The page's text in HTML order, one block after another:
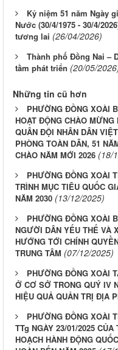
Kỷ niệm 51 năm Ngày
Nước (30/4/1975 - 30/4/
tương lai (26/04/2026)
Thành phố Đồng Nai –
tầm phát triển (20/05/
Những tin cũ hơn
PHƯỜNG ĐỒNG XOÀI
HOẠT ĐỘNG CHÀO
QUÂN ĐỘI NHÂN DÂN
PHÒNG TOÀN DÂN, 51
CHÀO NĂM MỚI 2026 (18/
PHƯỜNG ĐỒNG XOÀI
TRÌNH MỤC TIÊU QUỐC
NĂM 2030 (13/12/2025)
PHƯỜNG ĐỒNG XOÀI
NGƯỜI DÂN YẾU THẾ VÀ
HƯỚNG TỚI CHÍNH
TRUNG TÂM (07/12/2025)
PHƯỜNG ĐỒNG XOÀI
Ở CƠ SỞ TRONG QUÝ IV
HIỆU QUẢ QUẢN TRỊ ĐỊA
PHƯỜNG ĐỒNG XOÀI
TTg NGÀY 23/01/2025
HOẠCH HÀNH ĐỘNG